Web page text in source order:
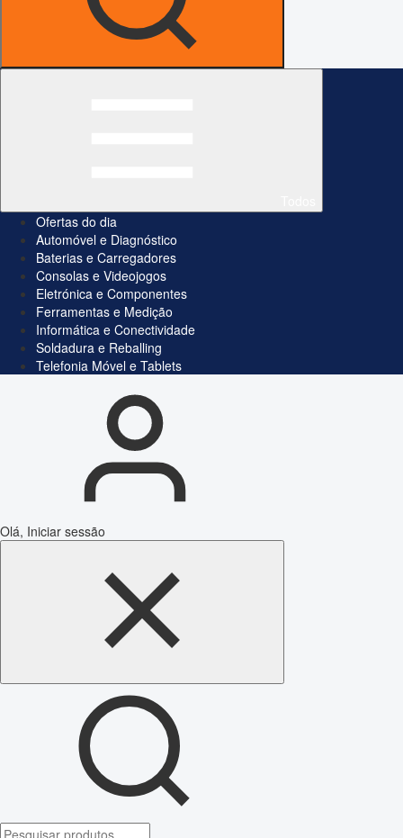
Ofertas do dia
Automóvel e Diagnóstico
Baterias e Carregadores
Consolas e Videojogos
Eletrónica e Componentes
Ferramentas e Medição
Informática e Conectividade
Soldadura e Reballing
Telefonia Móvel e Tablets
Olá, Iniciar sessão